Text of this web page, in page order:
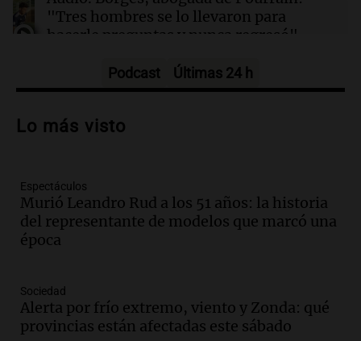
"Tres hombres se lo llevaron para
hacerle preguntas y nunca regresó"
Audio.Voluntarios limpiaron 9.000
800 kilos de basura por jornada
Audio.
firmó Jorge Messi para el primer
contrato de Leo con Barcelona
Una mañana para todos
Audio. Joan Gaspart: "Sin Jorge, no sé si
Messi hubiera llegado adonde llegó"
Una mañana para todos
Podcast Últimas 24 h
Lo más visto
Espectáculos
Murió Leandro Rud a los 51 años: la historia
del representante de modelos que marcó una
época
Sociedad
Alerta por frío extremo, viento y Zonda: qué
provincias están afectadas este sábado